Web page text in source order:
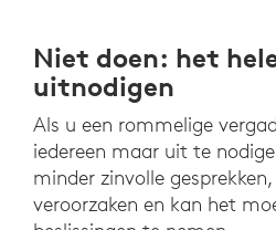
Niet doen: het
uitnodigen
Als u een rommelige
iedereen maar uit te
minder zinvolle
veroorzaken en kan het